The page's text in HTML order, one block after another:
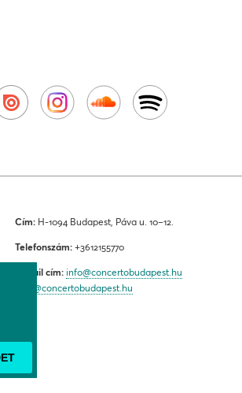
Cím: H-1094 Budapest, Páva u. 10–12.
Telefonszám: +3612155770
E-mail cím: info@concertobudapest.hu
jegy@concertobudapest.hu